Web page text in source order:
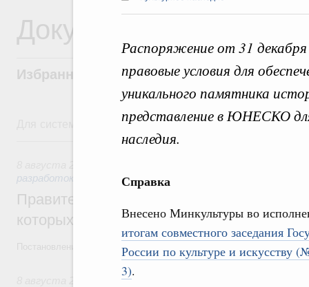
Распоряжение от 31
правовые условия для
уникального памятника
представление в ЮНЕСКО
наследия.
Справка
Внесено Минкультуры во
итогам совместного заседания
России по культуре и искусству
3).
Документы
Избранные документы со справками к
Для системного поиска перейдите в раздел "Поиск по
разработок
Правительство расширило перечень
которых освобождаются от НДФЛ
Постановление от 5 августа 2026 года №978
Отрасль информационных технологий